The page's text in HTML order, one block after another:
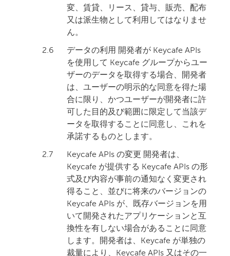
変、賃貸、リース、貸与、販売、配布
又は派生物として利用してはなりませ
ん。
2.6
データの利用 開発者が Keycafe APIs
を使用して Keycafe グループからユー
ザーのデータを取得する場合、開発者
は、ユーザーの明示的な同意を得た場
合に限り、かつユーザーが開発者に許
可した目的及び範囲に限定して当該デ
ータを取得することに同意し、これを
承諾するものとします。
2.7
Keycafe APIs の変更 開発者は、
Keycafe が提供する Keycafe APIs の形
式及び内容が事前の通知なく変更され
得ること、並びに将来のバージョンの
Keycafe APIs が、既存バージョンを用
いて開発されたアプリケーションと互
換性を有しない場合があることに同意
します。開発者は、Keycafe が単独の
裁量により、Keycafe APIs 又はその一